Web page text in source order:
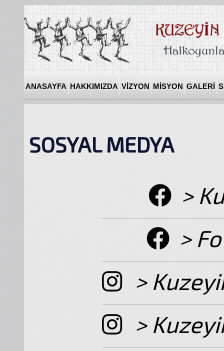
ANASAYFA HAKKIMIZDA VİZYON MİSYON GALERİ
SOSYAL MEDYA
>
>
>
>